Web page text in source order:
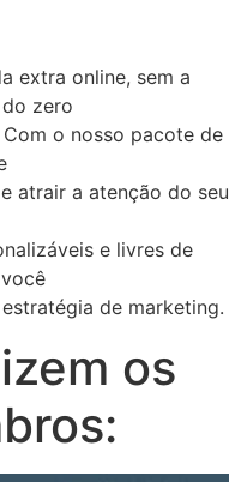
extra online, sem a
zero
o nosso pacote de
atrair a atenção do seu
e livres de
de marketing.
os